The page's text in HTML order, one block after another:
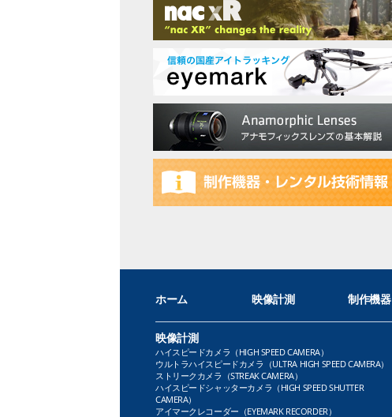
ホーム 映像計測 制作機器
映像計測
ハイスピードカメラ（HIGH SPEED CAMERA）
ウルトラハイスピードカメラ（ULTRA HIGH SPEED CAMERA）
ストリークカメラ（STREAK CAMERA）
ハイスピードシャッターカメラ（HIGH SPEED SHUTTER
CAMERA）
アイマークレコーダー（EYEMARK RECORDER）